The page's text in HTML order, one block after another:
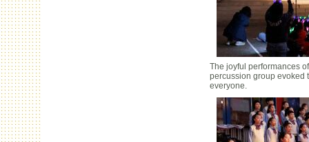
The joyful performances
percussion group evoked
everyone.